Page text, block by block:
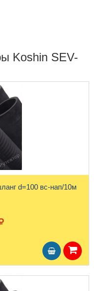
Koshin SEV-
d=100 вс-нап/10м